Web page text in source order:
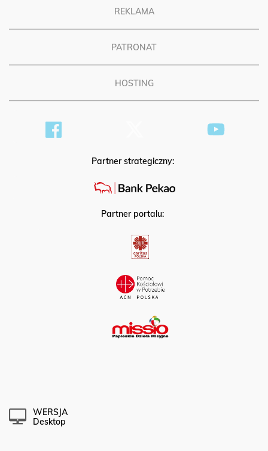
REKLAMA
PATRONAT
HOSTING
Partner strategiczny:
Partner portalu:
WERSJA
Desktop